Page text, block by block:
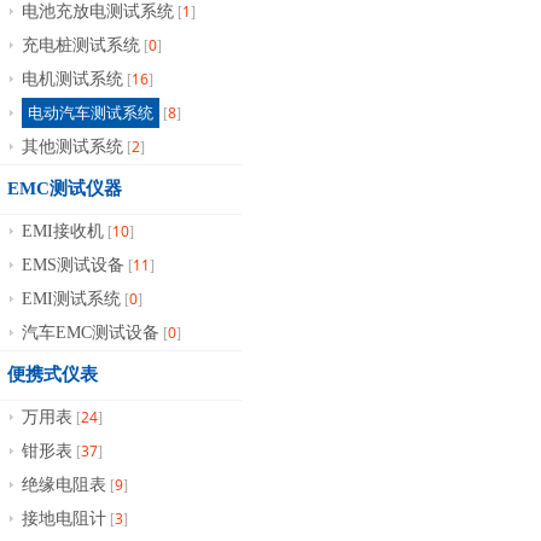
电池充放电测试系统 [1]
充电桩测试系统 [0]
电机测试系统 [16]
电动汽车测试系统 [8]
其他测试系统 [2]
EMC测试仪器
EMI接收机 [10]
EMS测试设备 [11]
EMI测试系统 [0]
汽车EMC测试设备 [0]
便携式仪表
万用表 [24]
钳形表 [37]
绝缘电阻表 [9]
接地电阻计 [3]